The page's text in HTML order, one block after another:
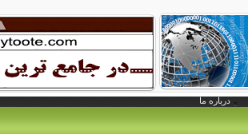
درباره ما